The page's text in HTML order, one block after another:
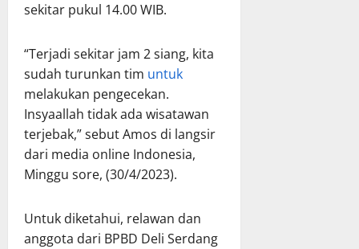
sekitar pukul 14.00 WIB.
“Terjadi sekitar jam 2 siang, kita
sudah turunkan tim untuk
melakukan pengecekan.
Insyaallah tidak ada wisatawan
terjebak,” sebut Amos di langsir
dari media online Indonesia,
Minggu sore, (30/4/2023).
Untuk diketahui, relawan dan
anggota dari BPBD Deli Serdang